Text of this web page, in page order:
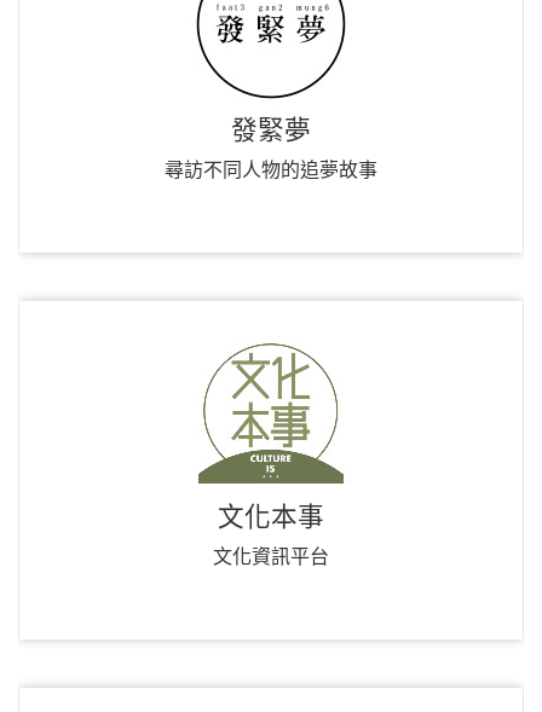
發緊夢
尋訪不同人物的追夢故事
文化本事
文化資訊平台